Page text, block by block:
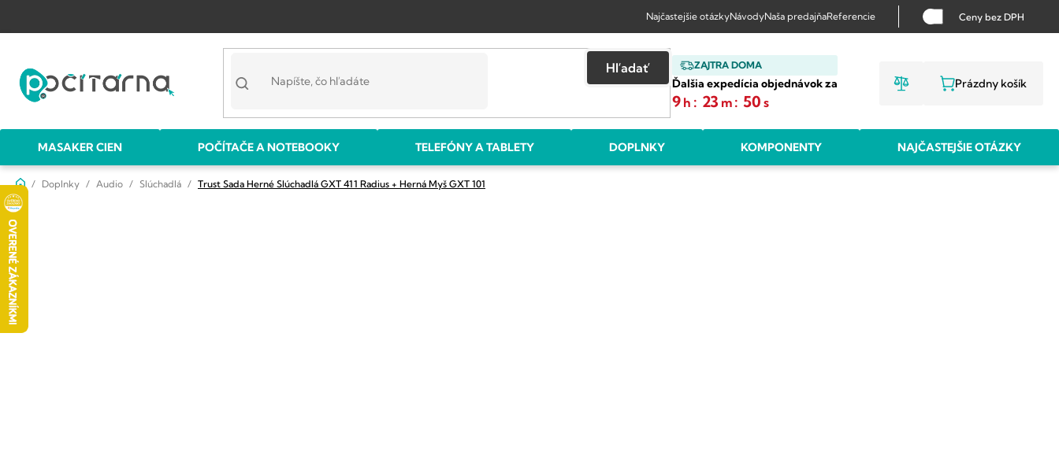
obsah
Najčastejšie otázkyNávodyNaša predajňaReferencie Ceny bez DPH
ZAJTRA DOMA
Ďalšia expedícia objednávok za
9 h : 23 m : 49 s
Hľadať
NÁKUPNÝ
Prázdny košík
MASAKER CIEN POČÍTAČE A NOTEBOOKY TELEFÓNY A TABLETY DOPLNKY KOMPONENTY NAJČASTEJŠIE OTÁZKY
DomovDoplnky Audio Slúchadlá Trust Sada Herné Slúchadlá GXT 411 Radius + Herná Myš GXT 101